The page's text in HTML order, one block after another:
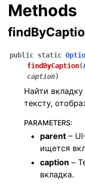
Methods
public static
findByCaption(
caption)
Найти
тексту,
PARAMETERS:
parent –
ищется
caption –
вкладка.